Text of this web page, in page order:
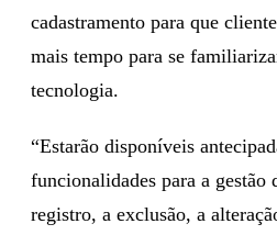
cadastramento para que
mais tempo para se
tecnologia.
“Estarão disponíveis
funcionalidades para a gestão
registro, a exclusão, a